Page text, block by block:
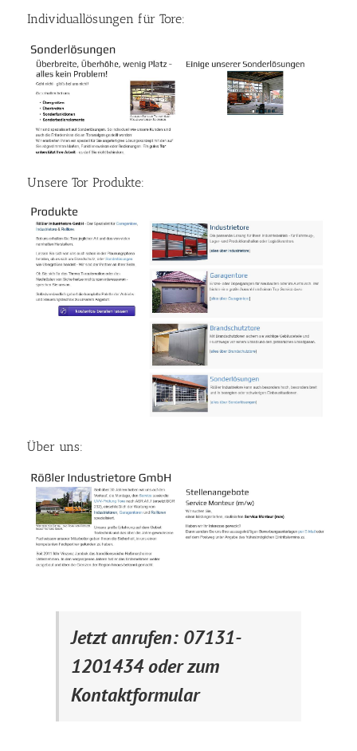
Individuallösungen für Tore:
Unsere Tor Produkte:
Über uns:
Jetzt anrufen: 07131-
1201434 oder zum
Kontaktformular